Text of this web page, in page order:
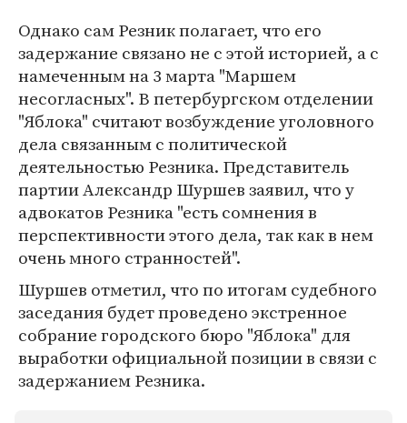
Однако сам Резник полагает, что его
задержание связано не с этой историей, а с
намеченным на 3 марта "Маршем
несогласных". В петербургском отделении
"Яблока" считают возбуждение уголовного
дела связанным с политической
деятельностью Резника. Представитель
партии Александр Шуршев заявил, что у
адвокатов Резника "есть сомнения в
перспективности этого дела, так как в нем
очень много странностей".
Шуршев отметил, что по итогам судебного
заседания будет проведено экстренное
собрание городского бюро "Яблока" для
выработки официальной позиции в связи с
задержанием Резника.